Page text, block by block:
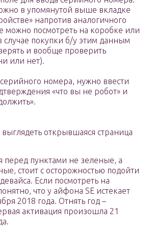
в упомянутой выше вкладке
напротив аналогичного
можно посмотреть на коробке или
случае покупки б/у этим данным
и вообще проверить
или нет).
номера, нужно ввести
«что вы не робот» и
открывшаяся страница
перед пунктами не зеленые, а
стоит с осторожностью подойти
Если посмотреть на
что у айфона SE истекает
2018 года. Отнять год –
активация произошла 21